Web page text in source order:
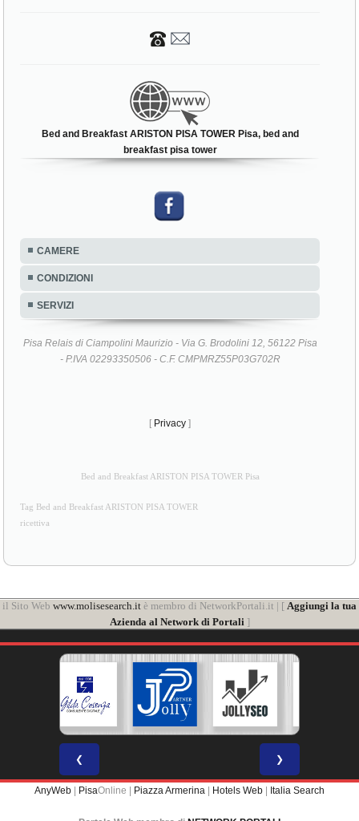
Bed and Breakfast ARISTON PISA TOWER Pisa, bed and
breakfast pisa tower
CAMERE
CONDIZIONI
SERVIZI
Pisa Relais di Ciampolini Maurizio - Via G. Brodolini 12, 56122 Pisa
- P.IVA 02293350506 - C.F. CMPMRZ55P03G702R
[ Privacy ]
Bed and Breakfast ARISTON PISA TOWER Pisa
Tag Bed and Breakfast ARISTON PISA TOWER
ricettiva
il Sito Web www.molisesearch.it è membro di NetworkPortali.it | [ Aggiungi la tua
Azienda al Network di Portali]
❮ ❯
AnyWeb PisaOnline | Piazza Armerina Hotels Web Italia Search